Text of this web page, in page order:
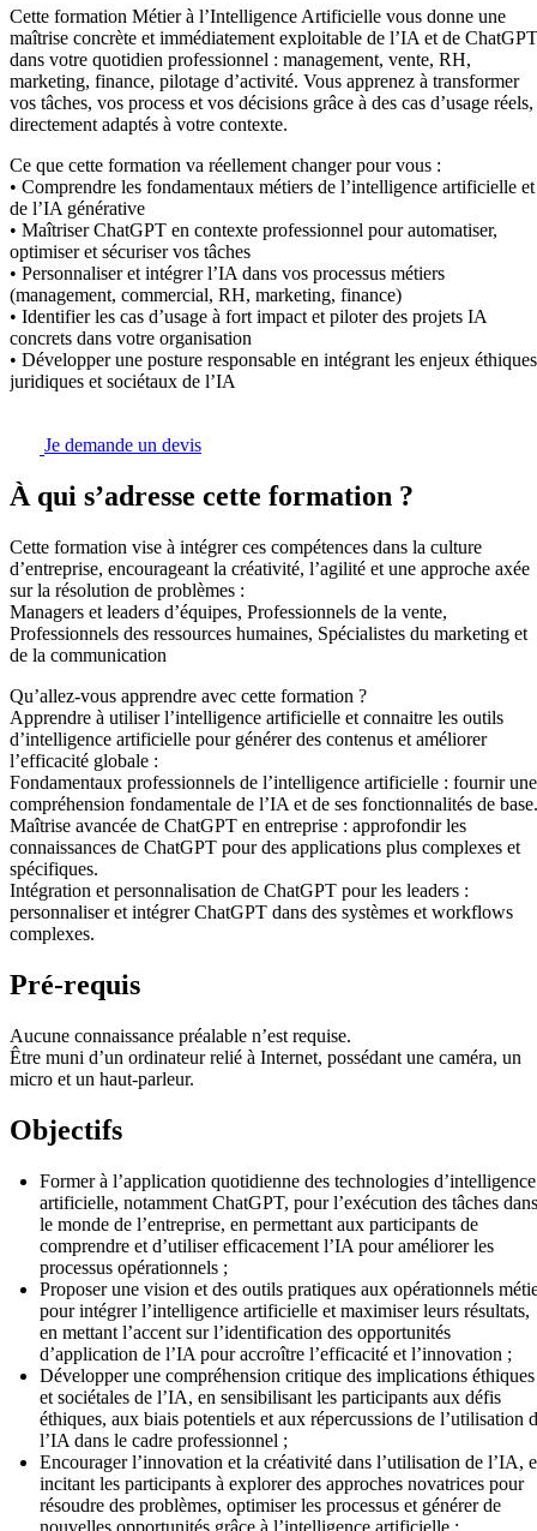
Cette formation Métier à l’Intelligence Artificielle vous donne une
maîtrise concrète et immédiatement exploitable de l’IA et de ChatGPT
dans votre quotidien professionnel : management, vente, RH,
marketing, finance, pilotage d’activité. Vous apprenez à transformer
vos tâches, vos process et vos décisions grâce à des cas d’usage réels,
directement adaptés à votre contexte.
Ce que cette formation va réellement changer pour vous :
• Comprendre les fondamentaux métiers de l’intelligence artificielle et
de l’IA générative
• Maîtriser ChatGPT en contexte professionnel pour automatiser,
optimiser et sécuriser vos tâches
• Personnaliser et intégrer l’IA dans vos processus métiers
(management, commercial, RH, marketing, finance)
• Identifier les cas d’usage à fort impact et piloter des projets IA
concrets dans votre organisation
• Développer une posture responsable en intégrant les enjeux
juridiques et sociétaux de l’IA
Je demande un devis
À qui s’adresse cette formation ?
Cette formation vise à intégrer ces compétences dans la culture
d’entreprise, encourageant la créativité, l’agilité et une approche axée
sur la résolution de problèmes :
Managers et leaders d’équipes, Professionnels de la vente,
Professionnels des ressources humaines, Spécialistes du marketing et
de la communication
Qu’allez-vous apprendre avec cette formation ?
Apprendre à utiliser l’intelligence artificielle et connaitre les outils
d’intelligence artificielle pour générer des contenus et améliorer
l’efficacité globale :
Fondamentaux professionnels de l’intelligence artificielle : fournir une
compréhension fondamentale de l’IA et de ses fonctionnalités de base.
Maîtrise avancée de ChatGPT en entreprise : approfondir les
connaissances de ChatGPT pour des applications plus complexes et
spécifiques.
Intégration et personnalisation de ChatGPT pour les leaders :
personnaliser et intégrer ChatGPT dans des systèmes et workflows
complexes.
Pré-requis
Aucune connaissance préalable n’est requise.
Être muni d’un ordinateur relié à Internet, possédant une caméra, un
micro et un haut-parleur.
Objectifs
Former à l’application quotidienne des technologies d’intelligence
artificielle, notamment ChatGPT, pour l’exécution des tâches dans
le monde de l’entreprise, en permettant aux participants de
comprendre et d’utiliser efficacement l’IA pour améliorer les
processus opérationnels ;
Proposer une vision et des outils pratiques aux opérationnels
pour intégrer l’intelligence artificielle et maximiser leurs résultats,
en mettant l’accent sur l’identification des opportunités
d’application de l’IA pour accroître l’efficacité et l’innovation ;
Développer une compréhension critique des implications éthiques
et sociétales de l’IA, en sensibilisant les participants aux défis
éthiques, aux biais potentiels et aux répercussions de l’utilisation
l’IA dans le cadre professionnel ;
Encourager l’innovation et la créativité dans l’utilisation de l’IA,
incitant les participants à explorer des approches novatrices pour
résoudre des problèmes, optimiser les processus et générer de
nouvelles opportunités grâce à l’intelligence artificielle ;